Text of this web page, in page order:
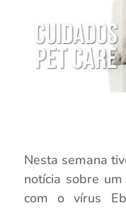
Nesta semana
notícia sobre
com o vírus